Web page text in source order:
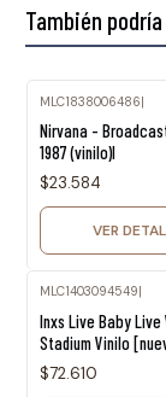
También
MLC1838006486|
Nirvana -
1987 (vinilo)l
$23.584
VER
MLC1403094549
Inxs Live Baby Live
Stadium Vinilo
$72.610